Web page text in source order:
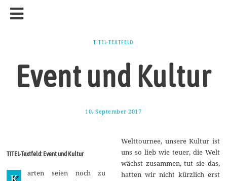
TITEL-TEXTFELD
Event und Kultur
10. September 2017
a
2
0
TITEL-Textfeld: Event und Kultur
arten seien noch zu
Welttournee, unsere Kultur ist
uns so lieb wie teuer, die Welt
wächst zusammen, tut sie das,
hatten wir nicht kürzlich erst